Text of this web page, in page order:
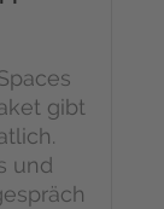
gibt
und